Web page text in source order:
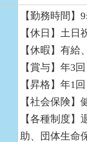
【勤務時間】
【休日】土日
【休暇】有
【賞与】年3回
【昇格】年1
【社会保険
【各種制度
助、団体生命